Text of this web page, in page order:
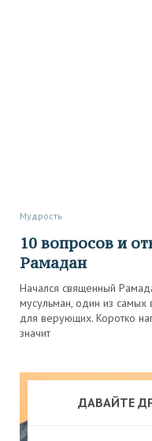
Мудрость
10 вопросов и ответов про
Рамадан
Начался священный
мусульман, один из
для верующих. Коротко
значит
ДАВАЙТЕ